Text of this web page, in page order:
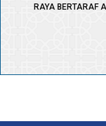
RAYA BERTARAF